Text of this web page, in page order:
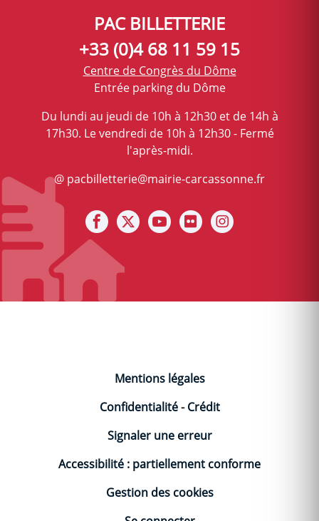
PAC BILLETTERIE
+33 (0)4 68 11 59 15
Centre de Congrès du Dôme
Entrée parking du Dôme
Du lundi au jeudi de 10h à 12h30 et de 14h à
17h30. Le vendredi de 10h à 12h30 - Fermé
l'après-midi.
@ pacbilletterie@mairie-carcassonne.fr
Notre facebook
Notre X (ex Twitter)
Notre Chaine youtube
Notre photothèque
Mentions légales
Confidentialité-Crédit
Signaler une erreur
Accessibilité : partiellement conforme
Gestion des cookies